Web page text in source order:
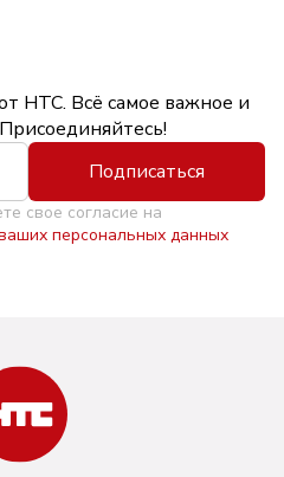
НТС. Всё самое важное и
Подписаться
свое согласие на
персональных данных